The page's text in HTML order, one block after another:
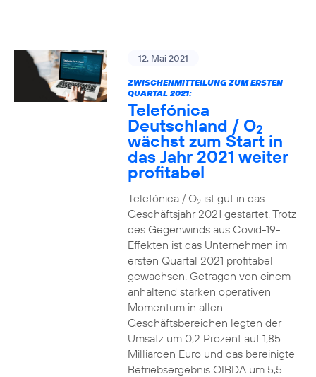
12. Mai 2021
ZWISCHENMITTEILUNG ZUM ERSTEN
QUARTAL 2021:
Telefónica
Deutschland / O2
wächst zum Start in
das Jahr 2021 weiter
profitabel
Telefónica / O2ist gut in das
Geschäftsjahr 2021 gestartet. Trotz
des Gegenwinds aus Covid-19-
Effekten ist das Unternehmen im
ersten Quartal 2021 profitabel
gewachsen. Getragen von einem
anhaltend starken operativen
Momentum in allen
Geschäftsbereichen legten der
Umsatz um 0,2 Prozent auf 1,85
Milliarden Euro und das bereinigte
Betriebsergebnis OIBDA um 5,5